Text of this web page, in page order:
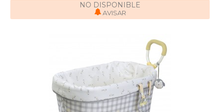
NO DISPONIBLE
AVISAR